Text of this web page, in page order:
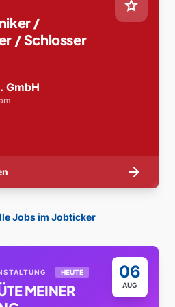
star
/
/ Schlosser
GmbH
arrow_forward
Jobs im Jobticker
06
AUG
HEUTE
MEINER